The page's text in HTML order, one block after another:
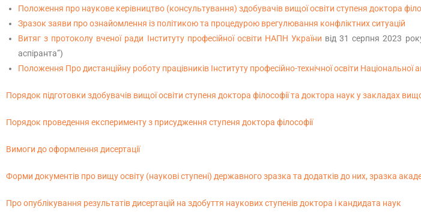
Положення про наукове керівництво (консультування) здобувачів вищої освіти ступеня доктора
Зразок заяви про ознайомлення із політикою та процедурою врегулювання конфліктних ситуацій
Витяг з протоколу вченої ради Інституту професійної освіти НАПН України від 31 серпня 2023
аспіранта”)
Положення Про дистанційну роботу працівників Інституту професійно-технічної освіти Національної
Порядок підготовки здобувачів вищої освіти ступеня доктора філософії та доктора наук у закладах
Порядок проведення експерименту з присудження ступеня доктора філософії
Вимоги до оформлення дисертації
Форми документів про вищу освіту (наукові ступені) державного зразка та додатків до них, зразка
Про опублікування результатів дисертацій на здобуття наукових ступенів доктора і кандидата наук